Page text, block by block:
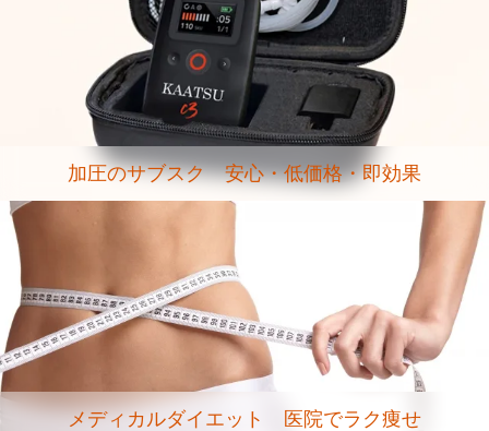
加圧のサブスク 安心・低価格・即効果
メディカルダイエット 医院でラク痩せ